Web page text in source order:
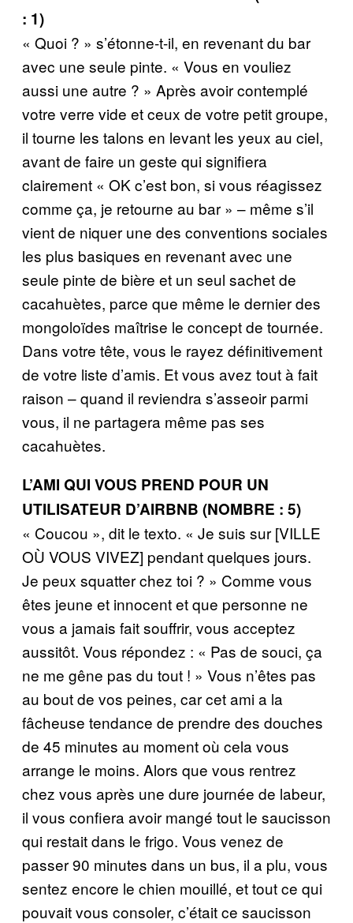
: 1)
« Quoi ? » s’étonne-t-il, en revenant du bar
avec une seule pinte. « Vous en vouliez
aussi une autre ? » Après avoir contemplé
votre verre vide et ceux de votre petit groupe,
il tourne les talons en levant les yeux au ciel,
avant de faire un geste qui signifiera
clairement « OK c’est bon, si vous réagissez
comme ça, je retourne au bar » – même s’il
vient de niquer une des conventions sociales
les plus basiques en revenant avec une
seule pinte de bière et un seul sachet de
cacahuètes, parce que même le dernier des
mongoloïdes maîtrise le concept de tournée.
Dans votre tête, vous le rayez définitivement
de votre liste d’amis. Et vous avez tout à fait
raison – quand il reviendra s’asseoir parmi
vous, il ne partagera même pas ses
cacahuètes.
L’AMI QUI VOUS PREND POUR UN
UTILISATEUR D’AIRBNB (NOMBRE : 5)
« Coucou », dit le texto. « Je suis sur [VILLE
OÙ VOUS VIVEZ] pendant quelques jours.
Je peux squatter chez toi ? » Comme vous
êtes jeune et innocent et que personne ne
vous a jamais fait souffrir, vous acceptez
aussitôt. Vous répondez : « Pas de souci, ça
ne me gêne pas du tout ! » Vous n’êtes pas
au bout de vos peines, car cet ami a la
fâcheuse tendance de prendre des douches
de 45 minutes au moment où cela vous
arrange le moins. Alors que vous rentrez
chez vous après une dure journée de labeur,
il vous confiera avoir mangé tout le saucisson
qui restait dans le frigo. Vous venez de
passer 90 minutes dans un bus, il a plu, vous
sentez encore le chien mouillé, et tout ce qui
pouvait vous consoler, c’était ce saucisson